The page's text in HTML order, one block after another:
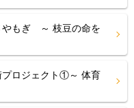
もぎ ～ 枝豆の命を
ロジェクト①～ 体育